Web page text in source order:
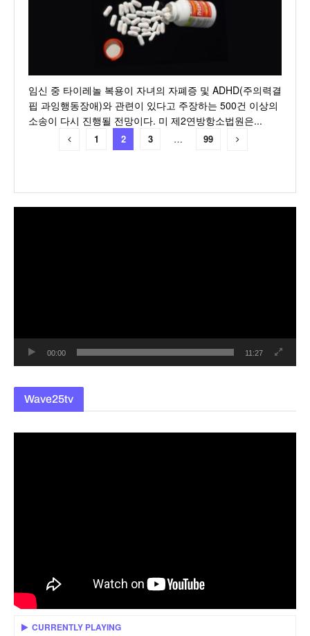
임신 중 타이레놀 복용이 자녀의 자폐증 및 ADHD(주의력결
핍 과잉행동장애)와 관련이 있다고 주장하는 500건 이상의
소송이 다시 진행될 전망이다. 미 제2연방항소법원은...
1 2 3 … 99
00:00 11:27
Wave25tv
CURRENTLY PLAYING